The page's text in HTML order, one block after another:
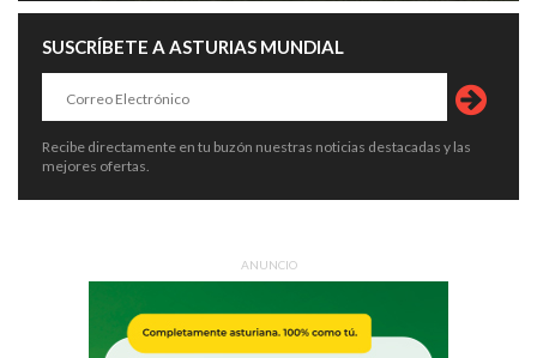
SUSCRÍBETE A ASTURIAS MUNDIAL
Recibe directamente en tu buzón nuestras noticias destacadas y las
mejores ofertas.
ANUNCIO